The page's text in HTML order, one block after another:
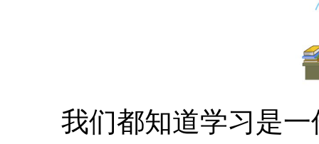
我们都知道学习是一